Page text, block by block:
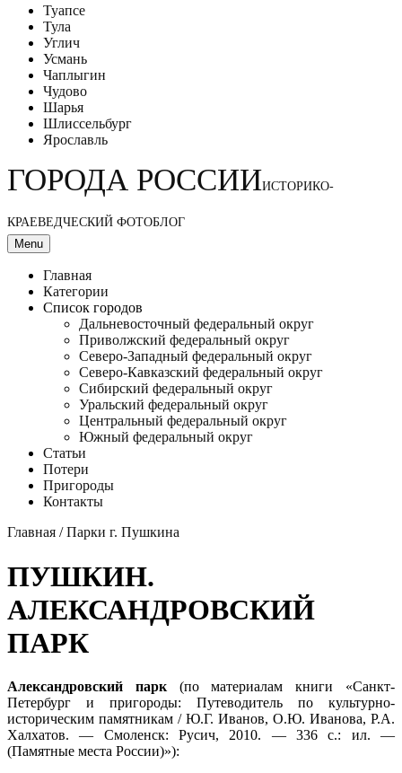
Туапсе
Тула
Углич
Усмань
Чаплыгин
Чудово
Шарья
Шлиссельбург
Ярославль
ГОРОДА РОССИИИСТОРИКО-
КРАЕВЕДЧЕСКИЙ ФОТОБЛОГ
Menu
Главная
Категории
Список городов
Дальневосточный федеральный округ
Приволжский федеральный округ
Северо-Западный федеральный округ
Северо-Кавказский федеральный округ
Сибирский федеральный округ
Уральский федеральный округ
Центральный федеральный округ
Южный федеральный округ
Статьи
Потери
Пригороды
Контакты
Главная /Парки г. Пушкина
ПУШКИН.
АЛЕКСАНДРОВСКИЙ
ПАРК
Александровский парк(по материалам книги «Санкт-
Петербург и пригороды: Путеводитель по культурно-
историческим памятникам / Ю.Г. Иванов, О.Ю. Иванова, Р.А.
Халхатов. — Смоленск: Русич, 2010. — 336 с.: ил. —
(Памятные места России)»):